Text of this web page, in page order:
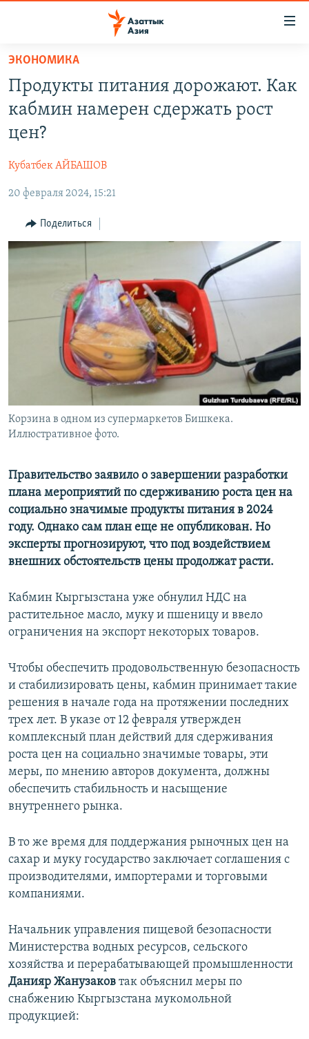
Вернуться
основному
содержанию
Вернутся
главной
навигации
Вернутся
поиску
КАЗАХСТАН
КЫРГЫЗСТАН
НОВОСТИ
ВОЙНА В УКРАИНЕ
КЫРГЫЗЧА
ЎЗБЕКЧА
ТОҶИКӢ
ПОДПИШИТЕСЬ НА НАС В СОЦСЕТЯХ
Все сайты РСЕ/РС
ЭКОНОМИКА
Продукты питания дорожают. Как
кабмин намерен сдержать рост
цен?
Кубатбек АЙБАШОВ
20 февраля 2024, 15:21
Поделиться
Корзина в одном из супермаркетов Бишкека.
Иллюстративное фото.
Правительство заявило о завершении разработки
плана мероприятий по сдерживанию роста цен на
социально значимые продукты питания в 2024
году. Однако сам план еще не опубликован. Но
эксперты прогнозируют, что под воздействием
внешних обстоятельств цены продолжат расти.
Кабмин Кыргызстана уже обнулил НДС на
растительное масло, муку и пшеницу и ввело
ограничения на экспорт некоторых товаров.
Чтобы обеспечить продовольственную безопасность
и стабилизировать цены, кабмин принимает такие
решения в начале года на протяжении последних
трех лет. В указе от 12 февраля утвержден
комплексный план действий для сдерживания
роста цен на социально значимые товары, эти
меры, по мнению авторов документа, должны
обеспечить стабильность и насыщение
внутреннего рынка.
В то же время для поддержания рыночных цен на
сахар и муку государство заключает соглашения с
производителями, импортерами и торговыми
компаниями.
Начальник управления пищевой безопасности
Министерства водных ресурсов, сельского
хозяйства и перерабатывающей промышленности
Данияр Жанузаков так объяснил меры по
снабжению Кыргызстана мукомольной
продукцией: